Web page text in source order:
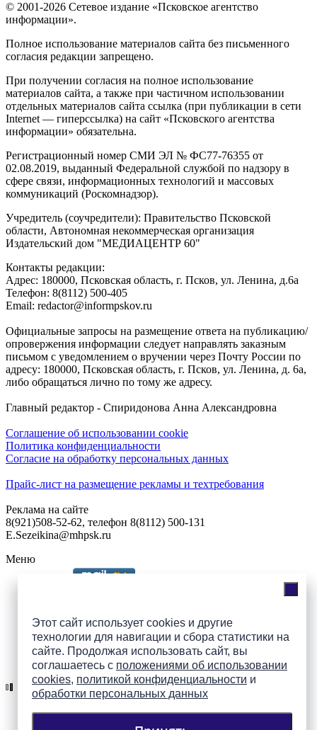
Этот сайт использует cookies и другие
технологии для навигации и сбора статистики на
сайте. Продолжая использовать сайт, вы
соглашаетесь с положениями об использовании
cookies, политикой конфиденциальности и
обработки персональных данных
© 2001-2026 Сетевое издание «Псковское агентство
информации».
Полное использование материалов сайта без письменного
согласия редакции запрещено.
При получении согласия на полное использование
материалов сайта, а также при частичном использовании
отдельных материалов сайта ссылка (при публикации в сети
Internet — гиперссылка) на сайт «Псковского агентства
информации» обязательна.
Регистрационный номер СМИ ЭЛ № ФС77-76355 от
02.08.2019, выданный Федеральной службой по надзору в
сфере связи, информационных технологий и массовых
коммуникаций (Роскомнадзор).
Учредитель (соучредители): Правительство Псковской
области, Автономная некоммерческая организация
Издательский дом "МЕДИАЦЕНТР 60"
Контакты редакции:
Адреc: 180000, Псковская область, г. Псков, ул. Ленина, д.6а
Телефон: 8(8112) 500-405
Email: redactor@informpskov.ru
Официальные запросы на размещение ответа на публикацию/
опровержения информации следует направлять заказным
письмом с уведомлением о вручении через Почту России по
адресу: 180000, Псковская область, г. Псков, ул. Ленина, д. 6а,
либо обращаться лично по тому же адресу.
Главный редактор - Спиридонова Анна Александровна
Соглашение об использовании cookie
Политика конфиденциальности
Согласие на обработку персональных данных
Прайс-лист на размещение рекламы и техтребования
Реклама на сайте
8(921)508-52-62, телефон 8(8112) 500-131
E.Sezeikina@mhpsk.ru
Меню
Подпишись на группы
ПАИ в соцсетях!